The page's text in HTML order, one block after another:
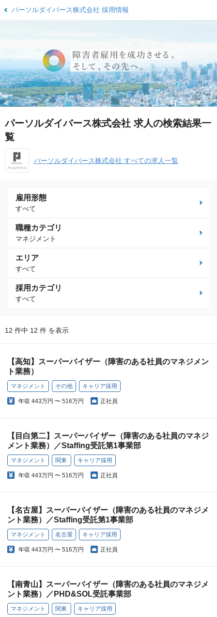
パーソルダイバース株式会社 採用情報
パーソルダイバース株式会社 求人の検索結果一
覧
パーソルダイバース株式会社 すべての求人一覧
雇用形態
すべて
職種カテゴリ
マネジメント
エリア
すべて
採用カテゴリ
すべて
12 件中 12 件 を表示
【高知】スーパーバイザー（障害のある社員のマネジメン
ト業務）
マネジメント その他 キャリア採用
年収 443万円 〜 516万円 正社員
【目白第二】スーパーバイザー（障害のある社員のマネジ
メント業務）／Staffing受託第1事業部
マネジメント 関東 キャリア採用
年収 443万円 〜 516万円 正社員
【名古屋】スーパーバイザー（障害のある社員のマネジメ
ント業務）／Staffing受託第1事業部
マネジメント 名古屋 キャリア採用
年収 443万円 〜 516万円 正社員
【南青山】スーパーバイザー（障害のある社員のマネジメ
ント業務）／PHD&SOL受託事業部
マネジメント 関東 キャリア採用